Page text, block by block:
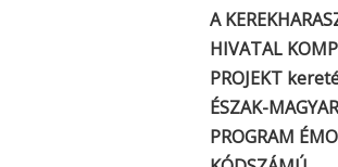
A
HIVATAL
PROJEKT
ÉSZAK-
PROGRAM